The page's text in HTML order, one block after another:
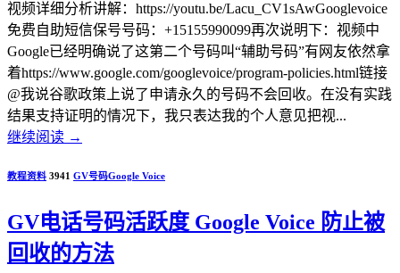
视频详细分析讲解：https://youtu.be/Lacu_CV1sAwGooglevoice
免费自助短信保号号码：+15155990099再次说明下：视频中
Google已经明确说了这第二个号码叫“辅助号码”有网友依然拿
着https://www.google.com/googlevoice/program-policies.html链接
@我说谷歌政策上说了申请永久的号码不会回收。在没有实践
结果支持证明的情况下，我只表达我的个人意见把视...
继续阅读 →
教程资料 3941 GV号码Google Voice
GV电话号码活跃度 Google Voice 防止被
回收的方法